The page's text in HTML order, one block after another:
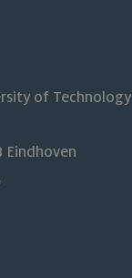
of Technology
Eindhoven